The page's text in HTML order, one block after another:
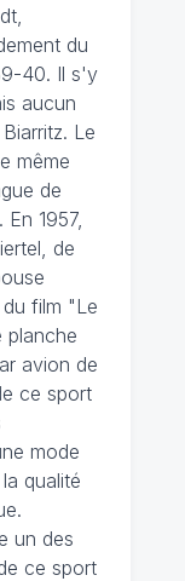
du
40. Il s'y
aucun
Le
même
de
1957,
de
film "Le
planche
avion de
ce sport
mode
qualité
un des
ce sport